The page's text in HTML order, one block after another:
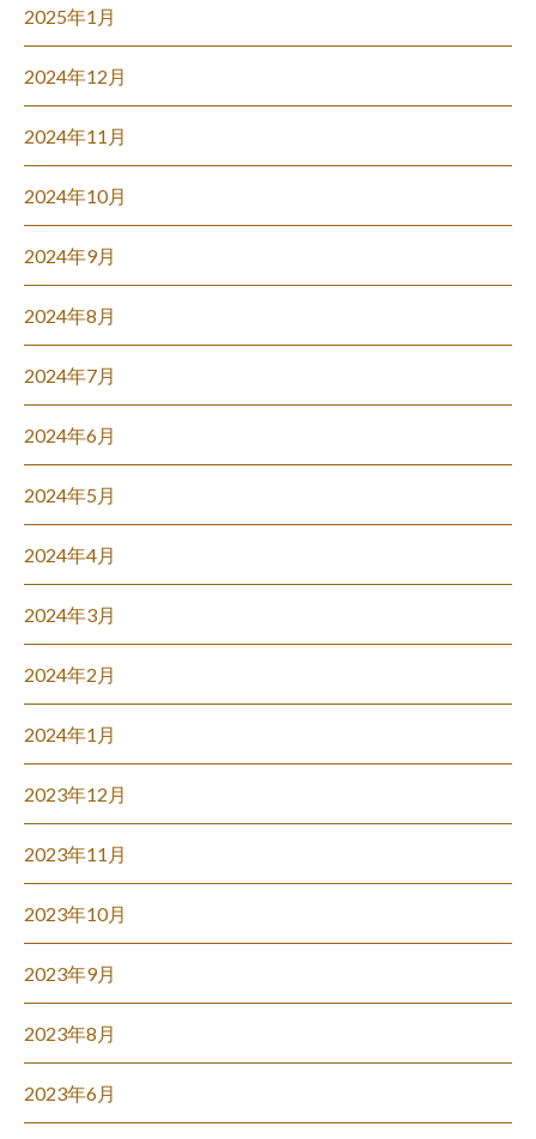
2025年1月
2024年12月
2024年11月
2024年10月
2024年9月
2024年8月
2024年7月
2024年6月
2024年5月
2024年4月
2024年3月
2024年2月
2024年1月
2023年12月
2023年11月
2023年10月
2023年9月
2023年8月
2023年6月